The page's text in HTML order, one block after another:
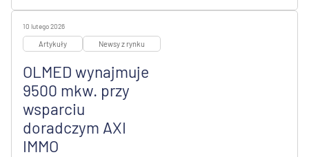
10 lutego 2026
Artykuły Newsy z rynku
OLMED wynajmuje
9500 mkw. przy
wsparciu
doradczym AXI
IMMO